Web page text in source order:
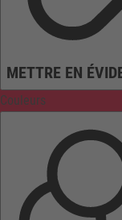
METTRE EN
Couleurs